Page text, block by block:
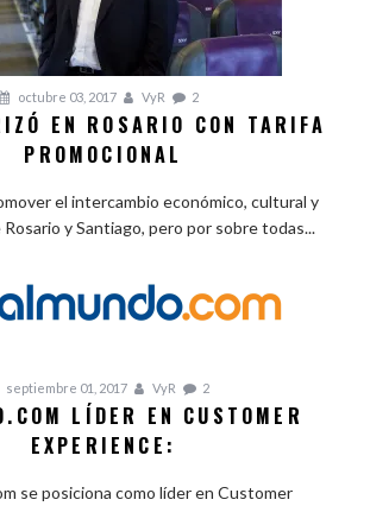
octubre 03, 2017 VyR 2
EN ROSARIO CON TARIFA
PROMOCIONAL
el intercambio económico, cultural y
y Santiago, pero por sobre todas...
septiembre 01, 2017 VyR 2
LÍDER EN CUSTOMER
EXPERIENCE:
se posiciona como líder en Customer